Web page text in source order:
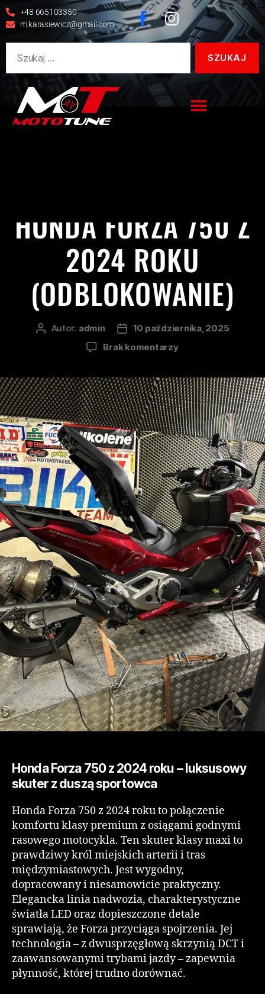
+48 665103350
m.karasiewicz@gmail.com
HONDA FORZA 750 Z
2024 ROKU
(ODBLOKOWANIE)
Autor: admin
10 października, 2025
Brak komentarzy
Honda Forza 750 z 2024 roku – luksusowy
skuter z duszą sportowca
Honda Forza 750 z 2024 roku to połączenie
komfortu klasy premium z osiągami godnymi
rasowego motocykla. Ten skuter klasy maxi to
prawdziwy król miejskich arterii i tras
międzymiastowych. Jest wygodny,
dopracowany i niesamowicie praktyczny.
Elegancka linia nadwozia, charakterystyczne
światła LED oraz dopieszczone detale
sprawiają, że Forza przyciąga spojrzenia. Jej
technologia – z dwusprzęgłową skrzynią DCT i
zaawansowanymi trybami jazdy – zapewnia
płynność, której trudno dorównać.